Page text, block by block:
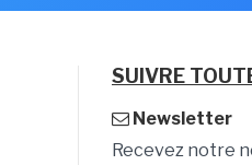
SUIVRE
Newsletter
Recevez notre